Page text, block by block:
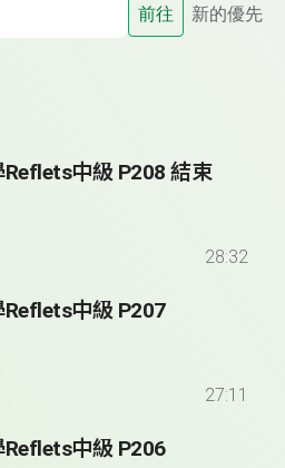
前往 新的優先
中級 P208 結束
28:32
中級 P207
27:11
中級 P206